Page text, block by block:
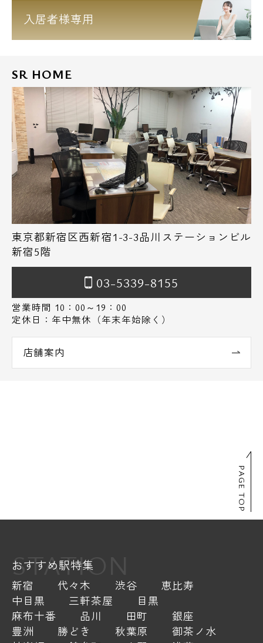
入居者様専用
SR HOME
東京都新宿区西新宿1-3-3品川ステーションビル
新宿5階
03-5339-8155
営業時間 10：00～19：00
定休日：年中無休（年末年始除く）
店舗案内
PAGE TOP
STATION
おすすめ駅特集
新宿 代々木 渋谷
恵比寿
中目黒
三軒茶屋
目黒
麻布十番
品川 田町
銀座
豊洲
勝どき 秋葉原
御茶ノ水